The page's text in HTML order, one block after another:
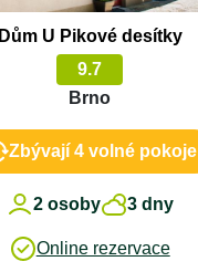
Dům U Pikové desítky
9.7
Brno
Zbývají 4 volné pokoje
2 osoby 3 dny
Online rezervace